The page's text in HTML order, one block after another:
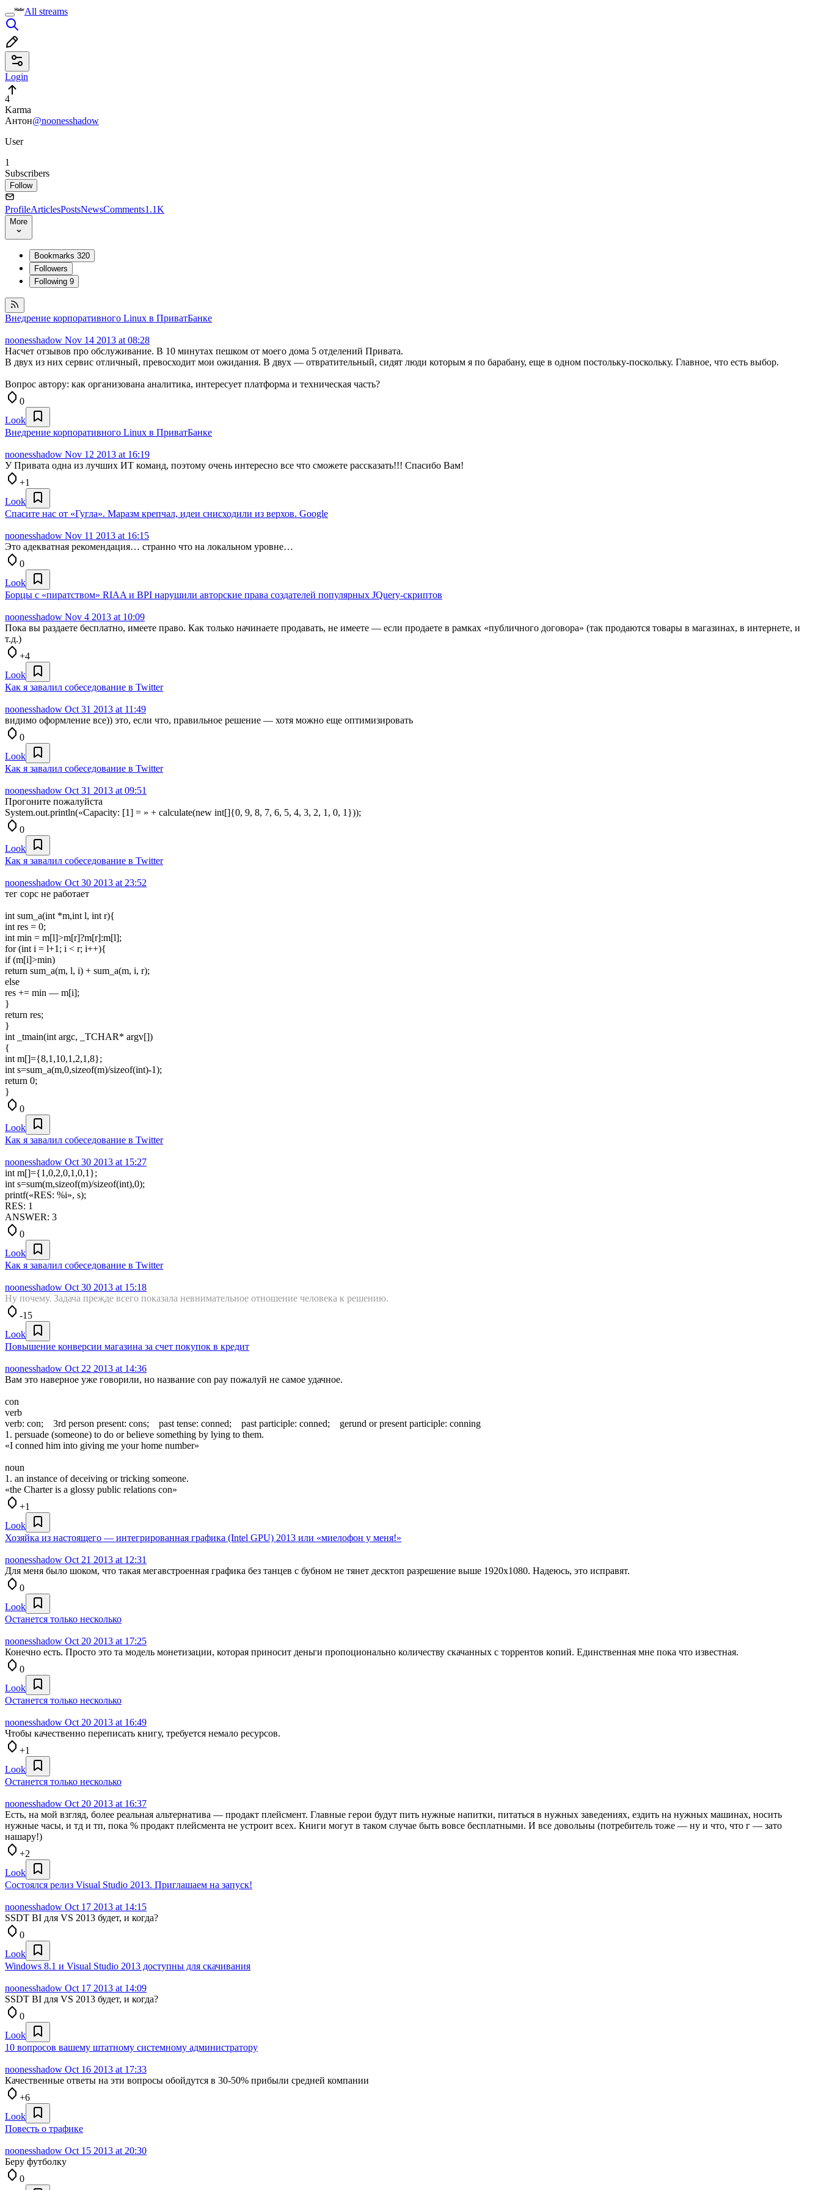
All streams
Login
4
Karma
Антон@noonesshadow
User
1
Subscribers
Follow
ProfileArticlesPostsNewsComments1.1K
More
Bookmarks 320
Followers
Following 9
Внедрение корпоративного Linux в ПриватБанке
noonesshadow Nov 14 2013 at 08:28
Насчет отзывов про обслуживание. В 10 минутах пешком от моего дома 5 отделений Привата.
В двух из них сервис отличный, превосходит мои ожидания. В двух — отвратительный, сидят люди которым я по барабану, еще в одном постольку-поскольку. Главное, что есть выбор.
Вопрос автору: как организована аналитика, интересует платформа и техническая часть?
0
Look
Внедрение корпоративного Linux в ПриватБанке
noonesshadow Nov 12 2013 at 16:19
У Привата одна из лучших ИТ команд, поэтому очень интересно все что сможете рассказать!!! Спасибо Вам!
+1
Look
Спасите нас от «Гугла». Маразм крепчал, идеи снисходили из верхов. Google
noonesshadow Nov 11 2013 at 16:15
Это адекватная рекомендация… странно что на локальном уровне…
0
Look
Борцы с «пиратством» RIAA и BPI нарушили авторские права создателей популярных JQuery-скриптов
noonesshadow Nov 4 2013 at 10:09
Пока вы раздаете бесплатно, имеете право. Как только начинаете продавать, не имеете — если продаете в рамках «публичного договора» (так продаются товары в магазинах, в интернете, и
т.д.)
+4
Look
Как я завалил собеседование в Twitter
noonesshadow Oct 31 2013 at 11:49
видимо оформление все)) это, если что, правильное решение — хотя можно еще оптимизировать
0
Look
Как я завалил собеседование в Twitter
noonesshadow Oct 31 2013 at 09:51
Прогоните пожалуйста
System.out.println(«Capacity: [1] = » + calculate(new int[]{0, 9, 8, 7, 6, 5, 4, 3, 2, 1, 0, 1}));
0
Look
Как я завалил собеседование в Twitter
noonesshadow Oct 30 2013 at 23:52
тег сорс не работает
int sum_a(int *m,int l, int r){
int res = 0;
int min = m[l]>m[r]?m[r]:m[l];
for (int i = l+1; i < r; i++){
if (m[i]>min)
return sum_a(m, l, i) + sum_a(m, i, r);
else
res += min — m[i];
}
return res;
}
int _tmain(int argc, _TCHAR* argv[])
{
int m[]={8,1,10,1,2,1,8};
int s=sum_a(m,0,sizeof(m)/sizeof(int)-1);
return 0;
}
0
Look
Как я завалил собеседование в Twitter
noonesshadow Oct 30 2013 at 15:27
int m[]={1,0,2,0,1,0,1};
int s=sum(m,sizeof(m)/sizeof(int),0);
printf(«RES: %i», s);
RES: 1
ANSWER: 3
0
Look
Как я завалил собеседование в Twitter
noonesshadow Oct 30 2013 at 15:18
Ну почему. Задача прежде всего показала невнимательное отношение человека к решению.
-15
Look
Повышение конверсии магазина за счет покупок в кредит
noonesshadow Oct 22 2013 at 14:36
Вам это наверное уже говорили, но название con pay пожалуй не самое удачное.
con
verb
verb: con; 3rd person present: cons; past tense: conned; past participle: conned; gerund or present participle: conning
1. persuade (someone) to do or believe something by lying to them.
«I conned him into giving me your home number»
noun
1. an instance of deceiving or tricking someone.
«the Charter is a glossy public relations con»
+1
Look
Хозяйка из настоящего — интегрированная графика (Intel GPU) 2013 или «миелофон у меня!»
noonesshadow Oct 21 2013 at 12:31
Для меня было шоком, что такая мегавстроенная графика без танцев с бубном не тянет десктоп разрешение выше 1920х1080. Надеюсь, это исправят.
0
Look
Останется только несколько
noonesshadow Oct 20 2013 at 17:25
Конечно есть. Просто это та модель монетизации, которая приносит деньги пропоционально количеству скачанных с торрентов копий. Единственная мне пока что известная.
0
Look
Останется только несколько
noonesshadow Oct 20 2013 at 16:49
Чтобы качественно переписать книгу, требуется немало ресурсов.
+1
Look
Останется только несколько
noonesshadow Oct 20 2013 at 16:37
Есть, на мой взгляд, более реальная альтернатива — продакт плейсмент. Главные герои будут пить нужные напитки, питаться в нужных заведениях, ездить на нужных машинах, носить
нужные часы, и тд и тп, пока % продакт плейсмента не устроит всех. Книги могут в таком случае быть вовсе бесплатными. И все довольны (потребитель тоже — ну и что, что г — зато
нашару!)
+2
Look
Состоялся релиз Visual Studio 2013. Приглашаем на запуск!
noonesshadow Oct 17 2013 at 14:15
SSDT BI для VS 2013 будет, и когда?
0
Look
Windows 8.1 и Visual Studio 2013 доступны для скачивания
noonesshadow Oct 17 2013 at 14:09
SSDT BI для VS 2013 будет, и когда?
0
Look
10 вопросов вашему штатному системному администратору
noonesshadow Oct 16 2013 at 17:33
Качественные ответы на эти вопросы обойдутся в 30-50% прибыли средней компании
+6
Look
Повесть о трафике
noonesshadow Oct 15 2013 at 20:30
Беру футболку
0